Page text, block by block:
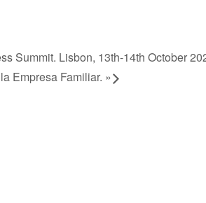
Summit. Lisbon, 13th-14th October
Empresa Familiar. »